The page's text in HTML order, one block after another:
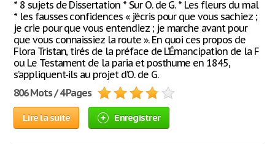
* 8 sujets de Dissertation * Sur O. de G. * Les fleurs du mal
* les fausses confidences « j’écris pour que vous sachiez ;
je crie pour que vous entendiez ; je marche avant pour
que vous connaissiez la route ». En quoi ces propos de
Flora Tristan, tirés de la préface de L’Émancipation de la F
ou Le Testament de la paria et posthume en 1845,
s’appliquent-ils au projet d’O. de G.
806 Mots / 4 Pages
Lire la suite Enregistrer